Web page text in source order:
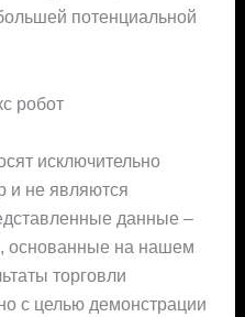
потенциальной
исключительно
и не являются
данные –
основанные на нашем
торговли
с целью демонстрации